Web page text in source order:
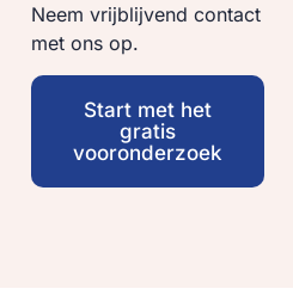
Neem vrijblijvend contact
met ons op.
Start met het
gratis
vooronderzoek